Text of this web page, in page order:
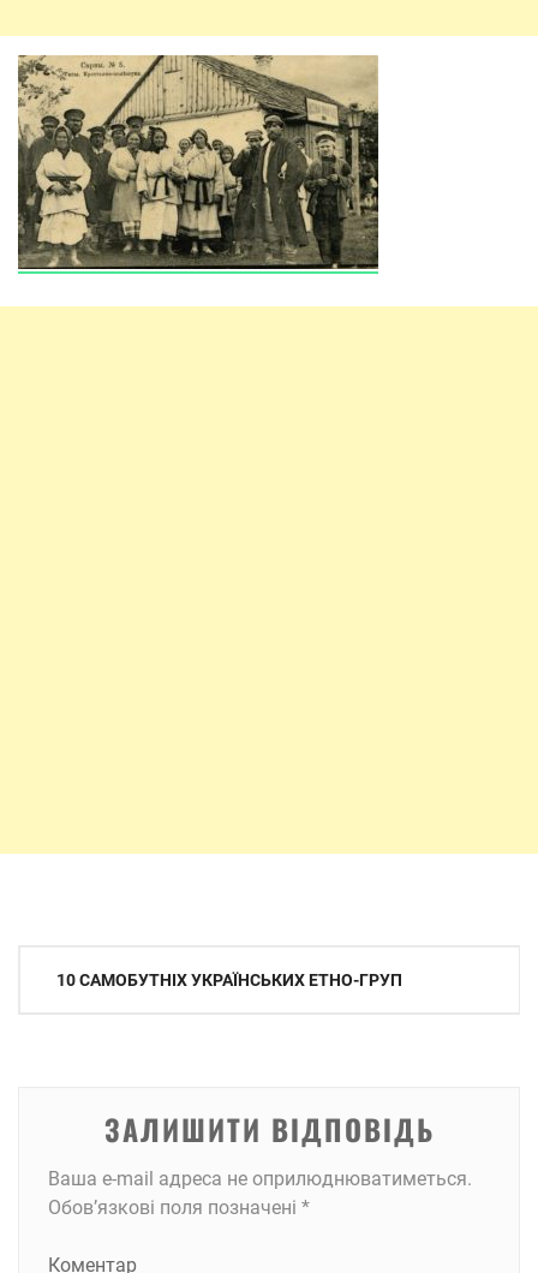
Навігація
10 САМОБУТНІХ УКРАЇНСЬКИХ ЕТНО-ГРУП
ЗАЛИШИТИ ВІДПОВІДЬ
Ваша e-mail адреса не оприлюднюватиметься.
Обов’язкові поля позначені *
Коментар